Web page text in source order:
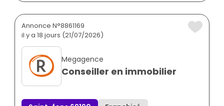
Annonce N°8861169
il y a 18 jours (21/07/2026)
Megagence
Conseiller en immobilier